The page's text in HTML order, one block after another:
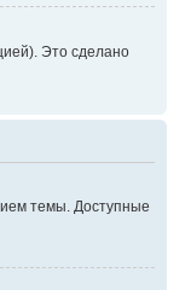
Это сделано
темы. Доступные